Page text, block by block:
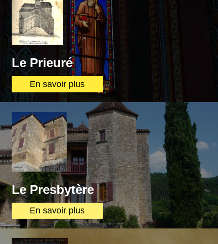
Le Prieuré
En savoir plus
Le Presbytère
En savoir plus